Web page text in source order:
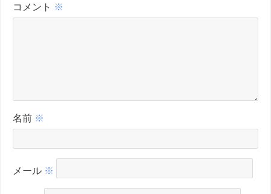
コメント ※
名前 ※
メール ※